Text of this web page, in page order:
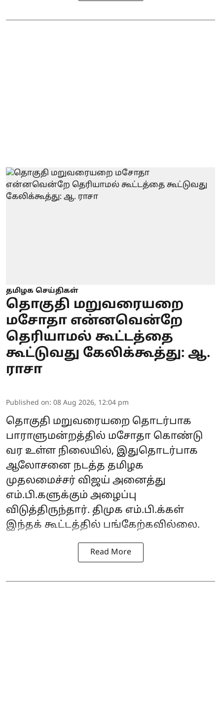
தமிழக செய்திகள்
தொகுதி மறுவரையறை
மசோதா என்னவென்றே
தெரியாமல் கூட்டத்தை
கூட்டுவது கேலிக்கூத்து: ஆ.
ராசா
Published on: 08 Aug 2026, 12:04 pm
தொகுதி மறுவரையறை தொடர்பாக
பாராளுமன்றத்தில் மசோதா கொண்டு
வர உள்ள நிலையில், இதுதொடர்பாக
ஆலோசனை நடத்த தமிழக
முதலமைச்சர் விஜய் அனைத்து
எம்.பி.களுக்கும் அழைப்பு
விடுத்திருந்தார். திமுக எம்.பி.க்கள்
இந்தக் கூட்டத்தில் பங்கேற்கவில்லை.
Read More